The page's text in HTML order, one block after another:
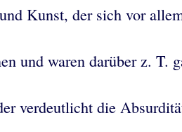
Kunst, der sich vor
und waren darüber z. T.
verdeutlicht die